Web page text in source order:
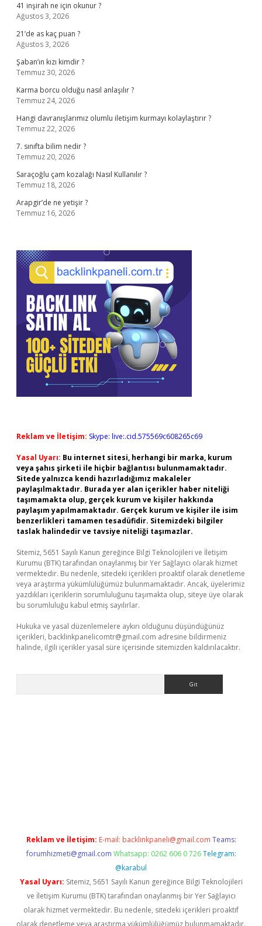
41 inşirah ne için okunur ?
Ağustos 3, 2026
21’de as kaç puan ?
Ağustos 3, 2026
Şaban’ın kızı kimdir ?
Temmuz 30, 2026
Karma borcu olduğu nasıl anlaşılır ?
Temmuz 24, 2026
Hangi davranışlarımız olumlu iletişim kurmayı kolaylaştırır ?
Temmuz 22, 2026
7. sınıfta bilim nedir ?
Temmuz 20, 2026
Saraçoğlu çam kozalağı Nasıl Kullanılır ?
Temmuz 18, 2026
Arapgir’de ne yetişir ?
Temmuz 16, 2026
Reklam ve İletişim: Skype: live:.cid.575569c608265c69
Yasal Uyarı: Bu internet sitesi, herhangi bir marka, kurum
veya şahıs şirketi ile hiçbir bağlantısı bulunmamaktadır.
Sitede yalnızca kendi hazırladığımız makaleler
paylaşılmaktadır. Burada yer alan içerikler haber niteliği
taşımamakta olup, gerçek kurum ve kişiler hakkında
paylaşım yapılmamaktadır. Gerçek kurum ve kişiler ile isim
benzerlikleri tamamen tesadüfidir. Sitemizdeki bilgiler
taslak halindedir ve tavsiye niteliği taşımazlar.
Sitemiz, 5651 Sayılı Kanun gereğince Bilgi Teknolojileri ve İletişim
Kurumu (BTK) tarafından onaylanmış bir Yer Sağlayıcı olarak hizmet
vermektedir. Bu nedenle, sitedeki içerikleri proaktif olarak denetleme
veya araştırma yükümlülüğümüz bulunmamaktadır. Ancak, üyelerimiz
yazdıkları içeriklerin sorumluluğunu taşımakta olup, siteye üye olarak
bu sorumluluğu kabul etmiş sayılırlar.
Hukuka ve yasal düzenlemelere aykırı olduğunu düşündüğünüz
içerikleri, backlinkpanelicomtr@gmail.com adresine bildirmeniz
halinde, ilgili içerikler yasal süre içerisinde sitemizden kaldırılacaktır.
Reklam ve İletişim: E-mail: backlinkpaneli@gmail.com Teams:
forumhizmeti@gmail.com Whatsapp: 0262 606 0 726 Telegram:
@karabul
Yasal Uyarı: Sitemiz, 5651 Sayılı Kanun gereğince Bilgi Teknolojileri
ve İletişim Kurumu (BTK) tarafından onaylanmış bir Yer Sağlayıcı
olarak hizmet vermektedir. Bu nedenle, sitedeki içerikleri proaktif
olarak denetleme veya araştırma yükümlülüğümüz bulunmamaktadır.